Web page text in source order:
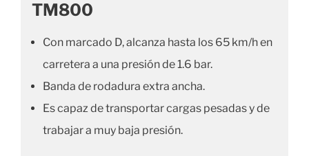
TM800
Con marcado D, alcanza hasta los 65 km/h en
carretera a una presión de 1.6 bar.
Banda de rodadura extra ancha.
Es capaz de transportar cargas pesadas y de
trabajar a muy baja presión.